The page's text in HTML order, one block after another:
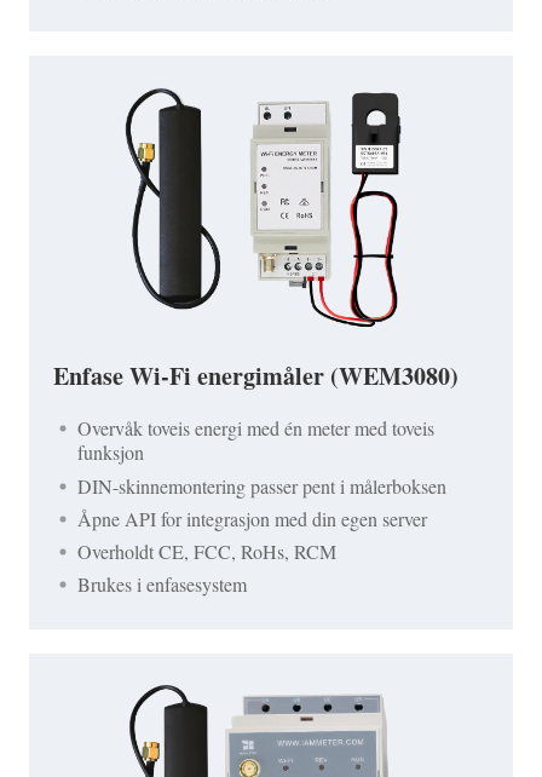
Enfase Wi-Fi energimåler (WEM3080)
Overvåk toveis energi med én meter med toveis
funksjon
DIN-skinnemontering passer pent i målerboksen
Åpne API for integrasjon med din egen server
Overholdt CE, FCC, RoHs, RCM
Brukes i enfasesystem